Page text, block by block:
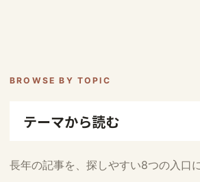
BROWSE BY TOPIC
テーマから読む
長年の記事を、探しやすい8つの入口